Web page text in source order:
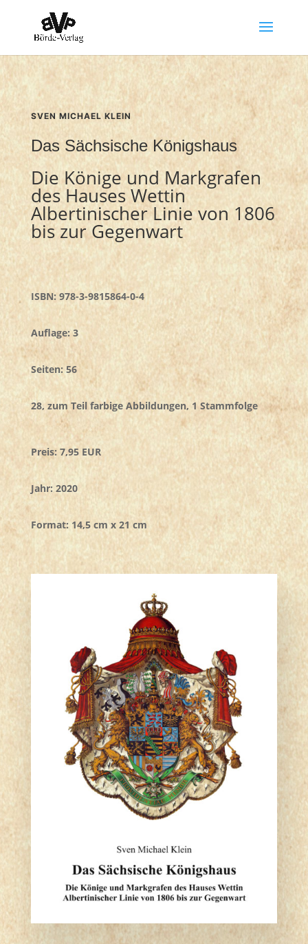
SVEN MICHAEL KLEIN
Das Sächsische Königshaus
Die Könige und Markgrafen
des Hauses Wettin
Albertinischer Linie von 1806
bis zur Gegenwart
ISBN: 978-3-9815864-0-4
Auflage: 3
Seiten: 56
28, zum Teil farbige Abbildungen, 1 Stammfolge
Preis: 7,95 EUR
Jahr: 2020
Format: 14,5 cm x 21 cm